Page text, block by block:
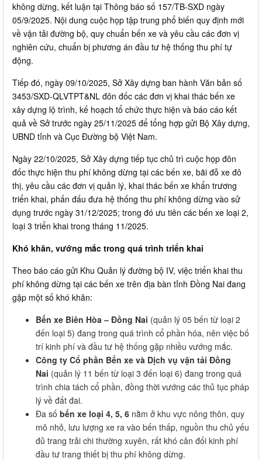
không dừng, kết luận tại Thông báo số 157/TB-SXD ngày
05/9/2025. Nội dung cuộc họp tập trung phổ biến quy định mới
về vận tải đường bộ, quy chuẩn bến xe và yêu cầu các đơn vị
nghiên cứu, chuẩn bị phương án đầu tư hệ thống thu phí tự
động.
Tiếp đó, ngày 09/10/2025, Sở Xây dựng ban hành Văn bản số
3453/SXD-QLVTPT&NL đôn đốc các đơn vị khai thác bến xe
xây dựng lộ trình, kế hoạch tổ chức thực hiện và báo cáo kết
quả về Sở trước ngày 25/11/2025 để tổng hợp gửi Bộ Xây dựng,
UBND tỉnh và Cục Đường bộ Việt Nam.
Ngày 22/10/2025, Sở Xây dựng tiếp tục chủ trì cuộc họp đôn
đốc thực hiện thu phí không dừng tại các bến xe, bãi đỗ xe đô
thị, yêu cầu các đơn vị quản lý, khai thác bến xe khẩn trương
triển khai, phấn đấu đưa hệ thống thu phí không dừng vào sử
dụng trước ngày 31/12/2025; trong đó ưu tiên các bến xe loại 2,
loại 3 triển khai trong tháng 11/2025.
Khó khăn, vướng mắc trong quá trình triển khai
Theo báo cáo gửi Khu Quản lý đường bộ IV, việc triển khai thu
phí không dừng tại các bến xe trên địa bàn tỉnh Đồng Nai đang
gặp một số khó khăn:
Bến xe Biên Hòa – Đồng Nai (quản lý 05 bến từ loại 2
đến loại 5) đang trong quá trình cổ phần hóa, nên việc bố
trí kinh phí và đầu tư hệ thống gặp nhiều vướng mắc.
Công ty Cổ phần Bến xe và Dịch vụ vận tải Đồng
Nai (quản lý 11 bến từ loại 3 đến loại 6) đang trong quá
trình chia tách cổ phần, đồng thời vướng các thủ tục pháp
lý về đất đai.
Đa số bến xe loại 4, 5, 6 nằm ở khu vực nông thôn, quy
mô nhỏ, lưu lượng xe ra vào bến thấp, nguồn thu chủ yếu
đủ trang trải chi thường xuyên, rất khó cân đối kinh phí
đầu tư trang thiết bị thu phí không dừng.